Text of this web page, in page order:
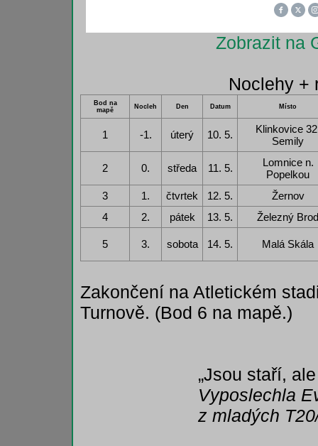
Zobrazit na
Noclehy +
Bod na
mapě
Nocleh Den Datum Místo
1 -1. úterý 10. 5.
Klinkovice
Semily
2 0. středa 11. 5.
Lomnice n.
Popelkou
3
1. čtvrtek 12. 5.
Žernov
4
2. pátek 13. 5. Železný Brod
5 3. sobota 14. 5. Malá Skála
Zakončení na Atletickém
Turnově. (Bod 6 na mapě.)
„Jsou staří,
Vyposlechla
z mladých